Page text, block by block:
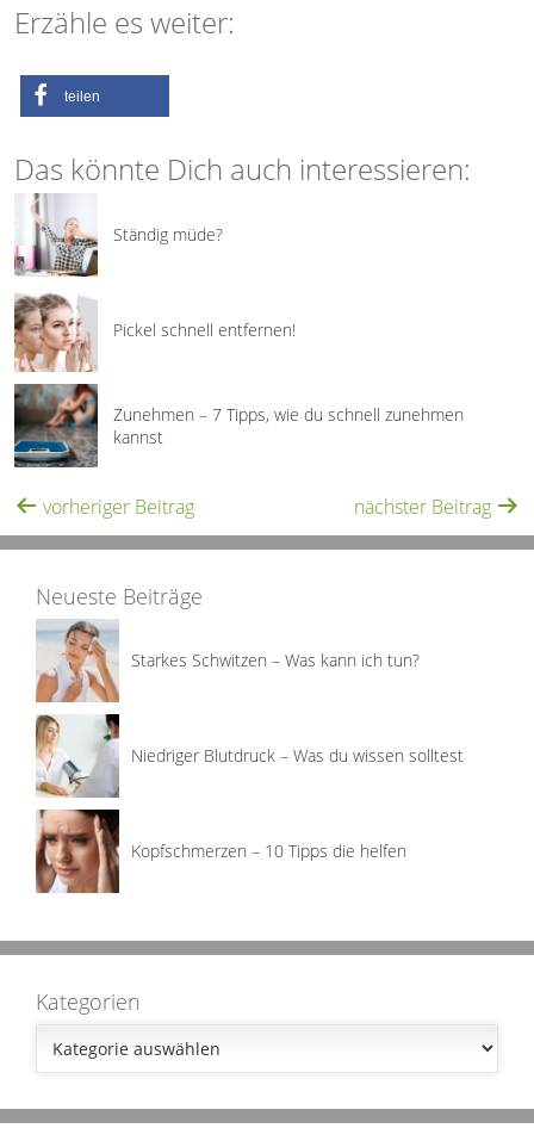
Erzähle es weiter:
teilen
Das könnte Dich auch interessieren:
Ständig müde?
Pickel schnell entfernen!
Zunehmen – 7 Tipps, wie du schnell zunehmen
kannst
vorheriger Beitrag nächster Beitrag
Neueste Beiträge
Starkes Schwitzen – Was kann ich tun?
Niedriger Blutdruck – Was du wissen solltest
Kopfschmerzen – 10 Tipps die helfen
Kategorien